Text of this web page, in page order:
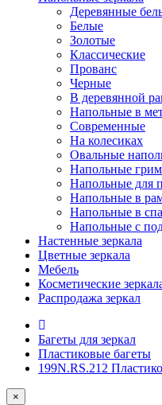
Деревянные
Белые
Золотые
Классические
Прованс
Черные
В деревянной
Напольные в
Современные
На колесиках
Овальные
Напольные
Напольные для
Напольные в
Напольные в
Напольные с
Настенные зеркала
Цветные зеркала
Мебель
Косметические
Распродажа зеркал
Багеты для зеркал
Пластиковые багеты
199N.RS.212
×